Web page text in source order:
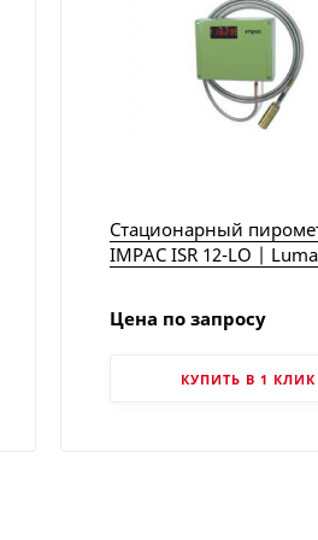
Стационарный
IMPAC ISR 12-LO |
Цена по запросу
КУПИТЬ В 1 КЛИК